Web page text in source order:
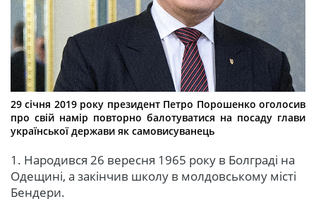
29 січня 2019 року президент Петро Порошенко оголосив
про свій намір повторно балотуватися на посаду глави
української держави як самовисуванець
1. Народився 26 вересня 1965 року в Болграді на
Одещині, а закінчив школу в молдовському місті
Бендери.